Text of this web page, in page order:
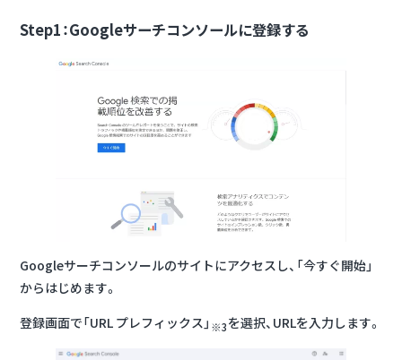
Step1：Googleサーチコンソールに登録する
Googleサーチコンソールのサイトにアクセスし、「今すぐ開始」
からはじめます。
登録画面で「URL プレフィックス」 ※3を選択、URLを入力します。